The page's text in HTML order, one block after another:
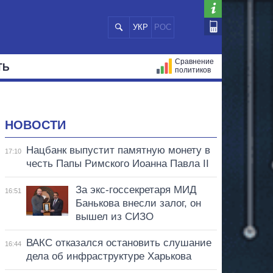
УКР РОС
Сравнение
политиков
НОВОСТИ
17:10
Нацбанк выпустит памятную монету в
честь Папы Римского Иоанна Павла II
16:51
За экс-госсекретаря МИД
Банькова внесли залог, он
вышел из СИЗО
16:44
ВАКС отказался остановить слушание
дела об инфраструктуре Харькова